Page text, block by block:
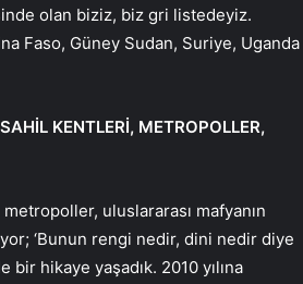
olan biziz, biz gri listedeyiz.
Faso, Güney Sudan, Suriye, Uganda
KENTLERİ, METROPOLLER,
uluslararası mafyanın
‘Bunun rengi nedir, dini nedir diye
bir hikaye yaşadık. 2010 yılına